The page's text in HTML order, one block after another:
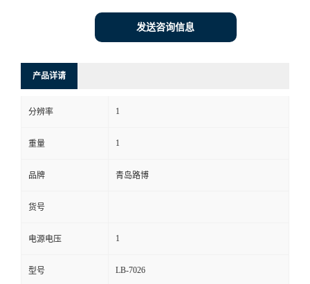
系
方
式
发送咨询信息
产品详请
分辨率 1
重量 1
品牌 青岛路博
货号
电源电压 1
型号 LB-7026